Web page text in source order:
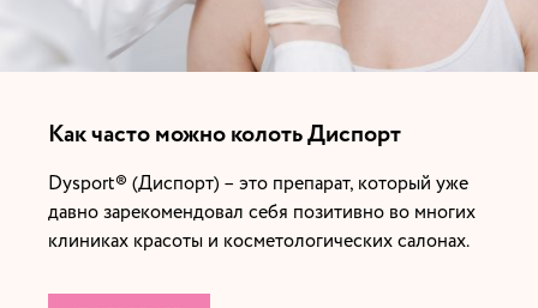
Как часто можно колоть Диспорт
Dysport® (Диспорт) – это препарат, который уже
давно зарекомендовал себя позитивно во многих
клиниках красоты и косметологических салонах.